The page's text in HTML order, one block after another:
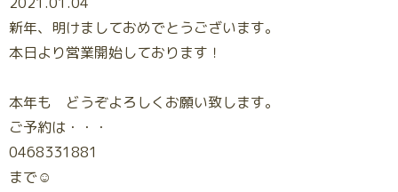
新年、明けましておめでとうございます。
本日より営業開始しております！
本年も どうぞよろしくお願い致します。
ご予約は・・・
0468331881
まで☺